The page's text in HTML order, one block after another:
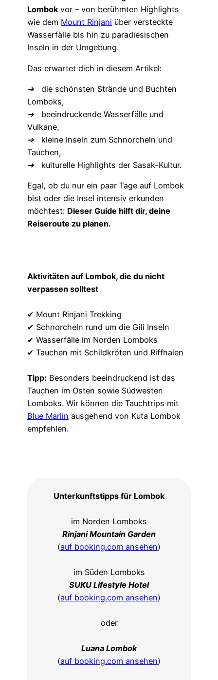
Lombokvor – von berühmten Highlights
wie dem Mount Rinjani über versteckte
Wasserfälle bis hin zu paradiesischen
Inseln in der Umgebung.
Das erwartet dich in diesem Artikel:
➔
die schönsten Strände und Buchten
Lomboks,
➔
beeindruckende Wasserfälle und
Vulkane,
➔
kleine Inseln zum Schnorcheln und
Tauchen,
➔
kulturelle Highlights der Sasak-Kultur.
Egal, ob du nur ein paar Tage auf Lombok
bist oder die Insel intensiv erkunden
möchtest: Dieser Guide hilft dir, deine
Reiseroute zu planen.
Aktivitäten auf Lombok, die du nicht
verpassen solltest
✔ Mount Rinjani Trekking
✔ Schnorcheln rund um die Gili Inseln
✔ Wasserfälle im Norden Lomboks
✔ Tauchen mit Schildkröten und Riffhaien
Tipp: Besonders beeindruckend ist das
Tauchen im Osten sowie Südwesten
Lomboks. Wir können die Tauchtrips mit
Blue Marlin ausgehend von Kuta Lombok
empfehlen.
Unterkunftstipps für Lombok
im Norden Lomboks
Rinjani Mountain Garden
(auf booking.com ansehen)
im Süden Lomboks
SUKU Lifestyle Hotel
(auf booking.com ansehen)
oder
Luana Lombok
(auf booking.com ansehen)